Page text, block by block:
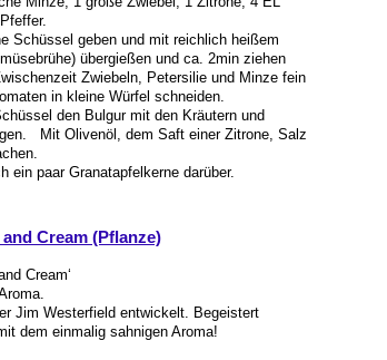
Schüssel geben und mit reichlich heißem
übergießen und ca. 2min ziehen
Zwiebeln, Petersilie und Minze fein
in kleine Würfel schneiden.
den Bulgur mit den Kräutern und
Mit Olivenöl, dem Saft einer Zitrone, Salz
ein paar Granatapfelkerne darüber.
Cream (Pflanze)
Cream‘
Jim Westerfield entwickelt. Begeistert
dem einmalig sahnigen Aroma!